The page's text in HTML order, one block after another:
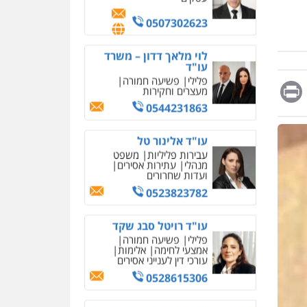
Message
Print
0507302623
לוי מלאך דדון – משרד
עו"ד
פלילי פשיעה חמורה
מעצרים וחקירות
0544231863
עבירות פליליות משפט
מנהלי עתירות אסירים
ועדות שחרורים
0523823782
פלילי פשיעה חמורה
אמצעי לחימה אלימות
עורכי דין לענייני אסירים
0528615306
מחיקת כתבות מגוגל
ודחיקת אזכורים שליליים
שירותים מקצועיים לעורכי
0522508109
אחסון אתרים
מהירות הגנה גיבוי
תמיכה שירותים מקצועיים
מרכז התחלה חדשה
אסירים עבירות מין
שירותים מקצועיים לעורכי
דין
0544500346
מאיה בלום, עו"ס,
טיפול ושיקום
טיפול בהתמכרויות
שירותים מקצועיים לעורכי